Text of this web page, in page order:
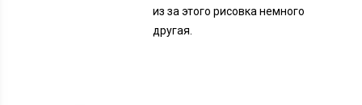
из за этого рисовка немного
другая.